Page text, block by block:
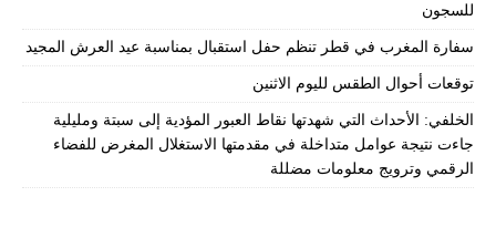
للسجون
سفارة المغرب في قطر تنظم حفل استقبال بمناسبة عيد العرش المجيد
توقعات أحوال الطقس لليوم الاثنين
الخلفي: الأحداث التي شهدتها نقاط العبور المؤدية إلى سبتة ومليلية
جاءت نتيجة عوامل متداخلة في مقدمتها الاستغلال المغرض للفضاء
الرقمي وترويج معلومات مضللة